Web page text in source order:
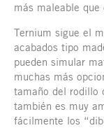
más maleable
Ternium sigue el
acabados tipo
pueden simular
muchas más
tamaño del rodillo
también es muy
fácilmente los